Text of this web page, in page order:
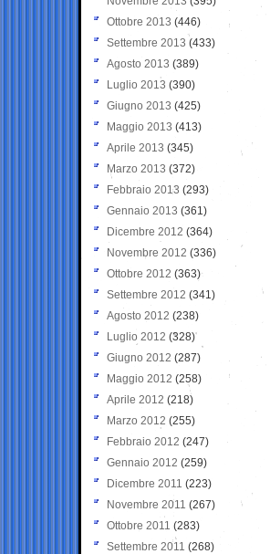
Ottobre 2013 (446)
Settembre 2013 (433)
Agosto 2013 (389)
Luglio 2013 (390)
Giugno 2013 (425)
Maggio 2013 (413)
Aprile 2013 (345)
Marzo 2013 (372)
Febbraio 2013 (293)
Gennaio 2013 (361)
Dicembre 2012 (364)
Novembre 2012 (336)
Ottobre 2012 (363)
Settembre 2012 (341)
Agosto 2012 (238)
Luglio 2012 (328)
Giugno 2012 (287)
Maggio 2012 (258)
Aprile 2012 (218)
Marzo 2012 (255)
Febbraio 2012 (247)
Gennaio 2012 (259)
Dicembre 2011 (223)
Novembre 2011 (267)
Ottobre 2011 (283)
Settembre 2011 (268)